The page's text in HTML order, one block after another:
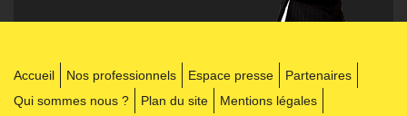
Accueil Nos professionnels Espace presse
Partenaires
Qui sommes nous ?
Plan du site Mentions légales